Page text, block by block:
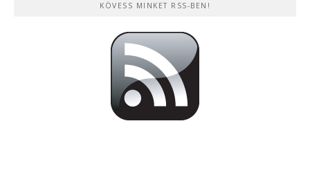
KÖVESS MINKET RSS-BEN!